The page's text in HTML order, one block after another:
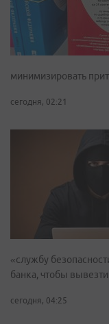
минимизировать
сегодня, 02:21
«службу
банка, чтобы
сегодня, 04:25